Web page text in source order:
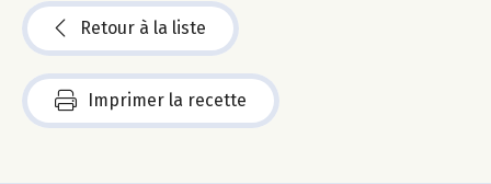
Retour à la liste
Imprimer la recette